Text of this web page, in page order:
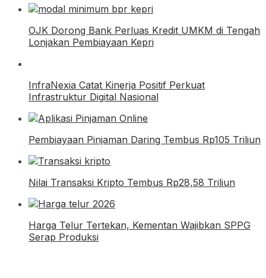
OJK Dorong Bank Perluas Kredit UMKM di Tengah
Lonjakan Pembiayaan Kepri
InfraNexia Catat Kinerja Positif Perkuat
Infrastruktur Digital Nasional
Pembiayaan Pinjaman Daring Tembus Rp105 Triliun
Nilai Transaksi Kripto Tembus Rp28,58 Triliun
Harga Telur Tertekan, Kementan Wajibkan SPPG
Serap Produksi